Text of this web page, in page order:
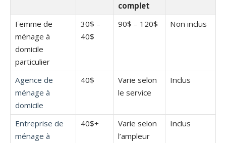
complet
Femme de
ménage à
domicile
particulier
30$ –
40$
90$ – 120$ Non inclus
Agence de
ménage à
domicile
40$
Varie selon
le service
Inclus
Entreprise de
ménage à
40$+
Varie selon
l’ampleur
Inclus